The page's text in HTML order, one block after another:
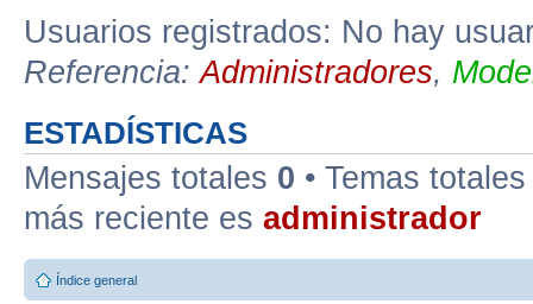
Usuarios registrados: No hay
Referencia:Administradores,
ESTADÍSTICAS
Mensajes totales 0 • Temas
más reciente es administrador
Índice general